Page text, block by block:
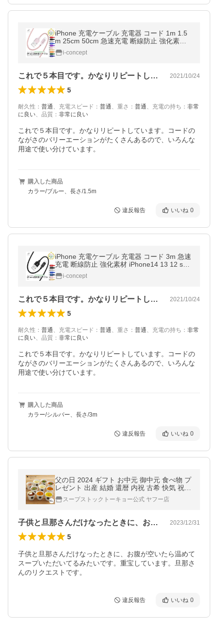
iPhone 充電ケーブル 充電器 コード 1m 1.5
m 25cm 50cm 急速充電 断線防止 強化素材 i
Phone14 13 12 se2 iPhone各種 モバイルバ
ッテリー planetcord セール
i-concept
これで５本目です。かなりリピートしてい… 2021/10/24
5
耐久性 ： 普通、 充電スピード ： 普通、 重さ ： 普通、 充電の持ち ： 非常
に良い、 品質 ： 非常に良い
これで５本目です。かなりリピートしています。コードの
ながさのバリーエーションがたくさんあるので、いろんな
用途で使い分けています。
購入した商品
カラー/ブルー、長さ/1.5m
違反報告 いいね 0
iPhone 充電ケーブル 充電器 コード 3m 急速
充電 断線防止 強化素材 iPhone14 13 12 se2
iPhone各種 モバイルバッテリー 送料無料 pl
anetcord 180日保証 セール
i-concept
これで５本目です。かなりリピートしてい… 2021/10/24
5
耐久性 ： 普通、 充電スピード ： 普通、 重さ ： 普通、 充電の持ち ： 非常
に良い、 品質 ： 非常に良い
これで５本目です。かなりリピートしています。コードの
ながさのバリーエーションがたくさんあるので、いろんな
用途で使い分けています。
購入した商品
カラー/シルバー、長さ/3m
違反報告 いいね 0
父の日 2024 ギフト お中元 御中元 食べ物 プ
レゼント 出産 結婚 還暦 内祝 古希 快気 祝い
スープストック トーキョー / 人気 10スープ
セットスープストックトーキョー公式 ヤフー店
子供と旦那さんだけなったときに、お腹が… 2023/12/31
5
子供と旦那さんだけなったときに、お腹が空いたら温めて
スープいただいてるみたいです。重宝しています。旦那さ
んのリクエストです。
違反報告 いいね 0